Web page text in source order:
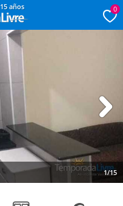
15 años 0
1/15
Next